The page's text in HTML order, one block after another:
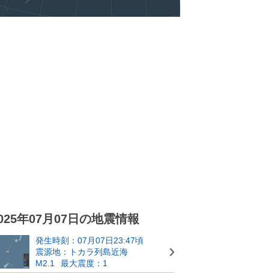
年07月07日の地震情報
発生時刻：07月07日23:47頃
震源地：トカラ列島近海
M2.1
最大震度：1